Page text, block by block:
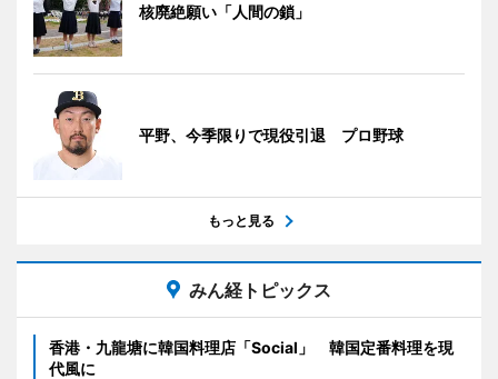
核廃絶願い「人間の鎖」
平野、今季限りで現役引退 プロ野球
もっと見る
みん経トピックス
香港・九龍塘に韓国料理店「Social」 韓国定番料理を現
代風に